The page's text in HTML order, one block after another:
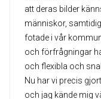
att deras bilder
människor,
fotade i vår
och förfrågningar
och flexibla och
Nu har vi precis
och jag kände mig